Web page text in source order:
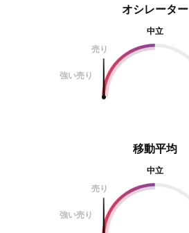
オシレーター
中立
売り
強い売り
移動平均
中立
売り
強い売り